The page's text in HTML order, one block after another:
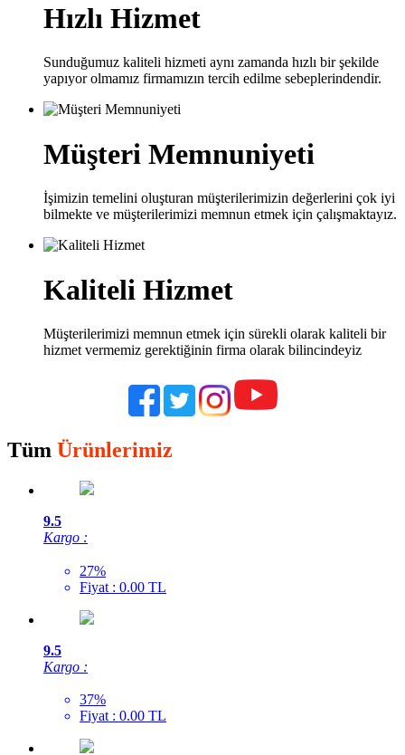
Hızlı Hizmet
Sunduğumuz kaliteli hizmeti aynı zamanda hızlı bir şekilde
yapıyor olmamız firmamızın tercih edilme sebeplerindendir.
Müşteri Memnuniyeti
İşimizin temelini oluşturan müşterilerimizin değerlerini çok iyi
bilmekte ve müşterilerimizi memnun etmek için çalışmaktayız.
Kaliteli Hizmet
Müşterilerimizi memnun etmek için sürekli olarak kaliteli bir
hizmet vermemiz gerektiğinin firma olarak bilincindeyiz
Tüm Ürünlerimiz
9.5
Kargo :
27%
Fiyat : 0.00 TL
9.5
Kargo :
37%
Fiyat : 0.00 TL